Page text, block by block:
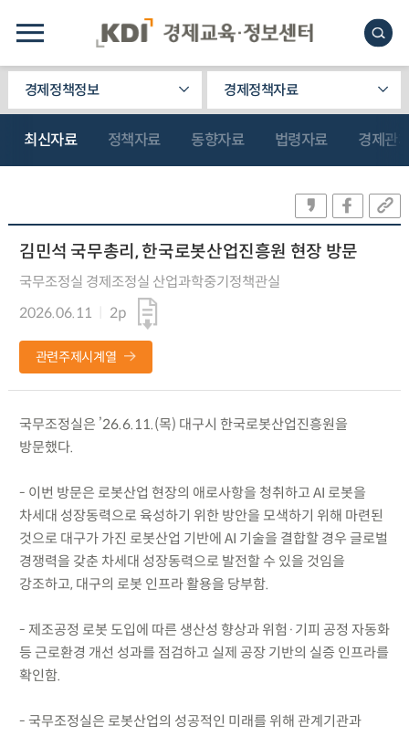
경제정책정보 경제정책자료
최신자료 정책자료 동향자료 법령자료 경제관
김민석 국무총리, 한국로봇산업진흥원 현장 방문
국무조정실 경제조정실 산업과학중기정책관실
2026.06.11
2p
관련주제시계열
국무조정실은 ’26.6.11.(목) 대구시 한국로봇산업진흥원을
방문했다.
- 이번 방문은 로봇산업 현장의 애로사항을 청취하고 AI 로봇을
차세대 성장동력으로 육성하기 위한 방안을 모색하기 위해 마련된
것으로 대구가 가진 로봇산업 기반에 AI 기술을 결합할 경우 글로벌
경쟁력을 갖춘 차세대 성장동력으로 발전할 수 있을 것임을
강조하고, 대구의 로봇 인프라 활용을 당부함.
- 제조공정 로봇 도입에 따른 생산성 향상과 위험·기피 공정 자동화
등 근로환경 개선 성과를 점검하고 실제 공장 기반의 실증 인프라를
확인함.
- 국무조정실은 로봇산업의 성공적인 미래를 위해 관계기관과